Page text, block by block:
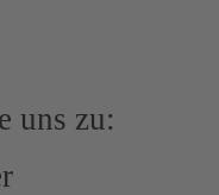
uns zu: